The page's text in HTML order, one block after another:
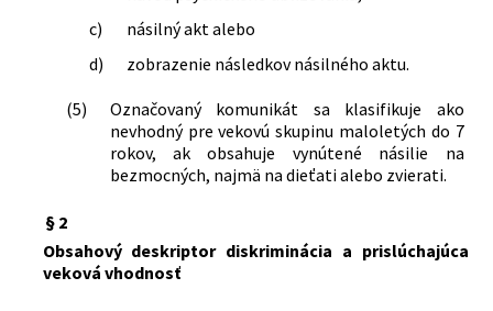
c)
násilný akt alebo
d)
zobrazenie následkov násilného aktu.
(5)
Označovaný komunikát sa klasifikuje ako
nevhodný pre vekovú skupinu maloletých do 7
rokov, ak obsahuje vynútené násilie na
bezmocných, najmä na dieťati alebo zvierati.
§ 2
Obsahový deskriptor diskriminácia a prislúchajúca
veková vhodnosť